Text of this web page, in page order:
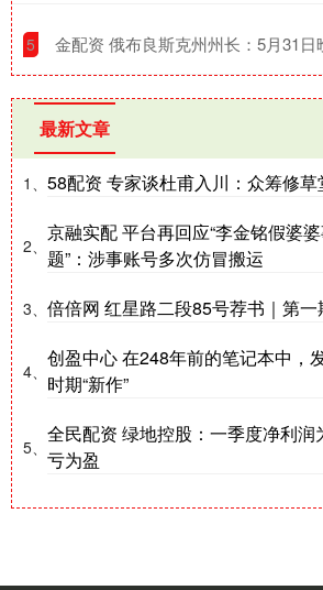
5 金配资 俄布良斯克州州长：5月31
最新文章
1、 58配资 专家谈杜甫入川：众筹修草
2、
京融实配 平台再回应“李金铭假婆
题”：涉事账号多次仿冒搬运
3、 倍倍网 红星路二段85号荐书｜第一
4、
创盈中心 在248年前的笔记本中，
时期“新作”
5、
全民配资 绿地控股：一季度净利润
亏为盈